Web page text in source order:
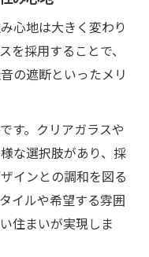
ガラスの応用術
宅ガラスの施工ノ
えた窓づくり
と美観の両立方法
えた注文住宅窓
断熱ガラスの選択
心地は大きく変わり
を採用することで、
の遮断といったメリ
す。クリアガラスや
な選択肢があり、採
インとの調和を図る
イルや希望する雰囲
住まいが実現しま